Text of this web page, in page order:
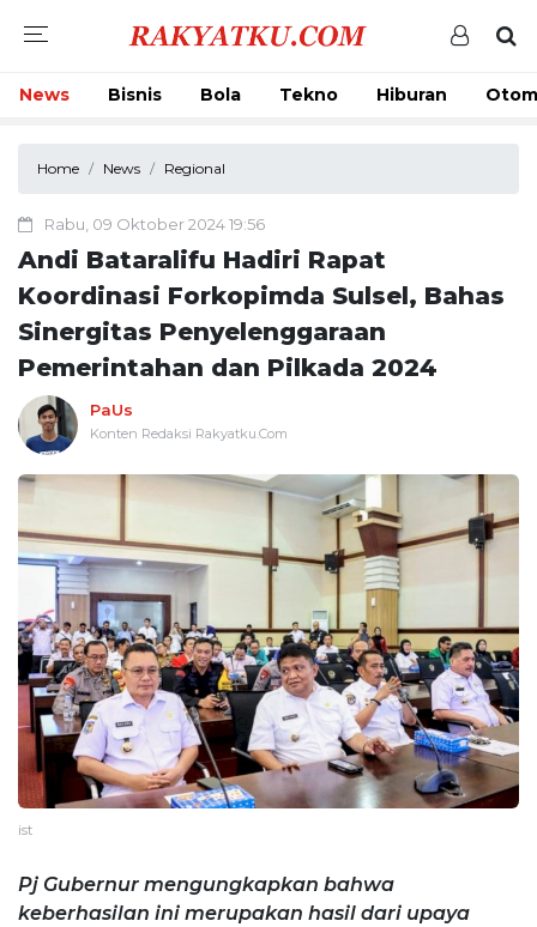
News Bisnis Bola Tekno Hiburan
Home News Regional
Rabu, 09 Oktober 2024 19:56
Andi Bataralifu Hadiri Rapat
Koordinasi Forkopimda Sulsel, Bahas
Sinergitas Penyelenggaraan
Pemerintahan dan Pilkada 2024
PaUs
Konten Redaksi Rakyatku.Com
ist
Pj Gubernur mengungkapkan bahwa
keberhasilan ini merupakan hasil dari upaya